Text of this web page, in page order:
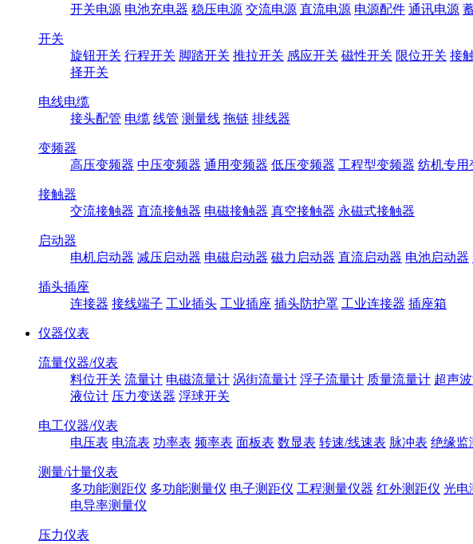
开关电源 电池充电器 稳压电源 交流电源 直流电源 电源配件 通讯电源
开关
旋钮开关 行程开关 脚踏开关 推拉开关 感应开关 磁性开关 限位开关 接
择开关
电线电缆
接头配管 电缆 线管 测量线 拖链 排线器
变频器
高压变频器 中压变频器 通用变频器 低压变频器 工程型变频器 纺机专用
接触器
交流接触器 直流接触器 电磁接触器 真空接触器 永磁式接触器
启动器
电机启动器 减压启动器 电磁启动器 磁力启动器 直流启动器 电池启动器
插头插座
连接器 接线端子 工业插头 工业插座 插头防护罩 工业连接器 插座箱
仪器仪表
流量仪器/仪表
料位开关 流量计 电磁流量计 涡街流量计 浮子流量计 质量流量计 超声
液位计 压力变送器 浮球开关
电工仪器/仪表
电压表 电流表 功率表 频率表 面板表 数显表 转速/线速表 脉冲表 绝缘监
测量/计量仪表
多功能测距仪 多功能测量仪 电子测距仪 工程测量仪器 红外测距仪 光电
电导率测量仪
压力仪表